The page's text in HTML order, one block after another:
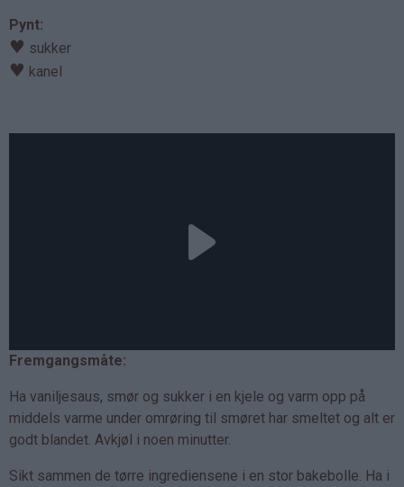
Pynt:
♥ sukker
♥ kanel
Fremgangsmåte:
Ha vaniljesaus, smør og sukker i en kjele og varm opp på
middels varme under omrøring til smøret har smeltet og alt er
godt blandet. Avkjøl i noen minutter.
Sikt sammen de tørre ingrediensene i en stor bakebolle. Ha i